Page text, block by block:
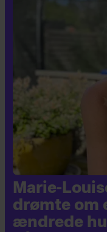
Marie-
drømte om
ændrede